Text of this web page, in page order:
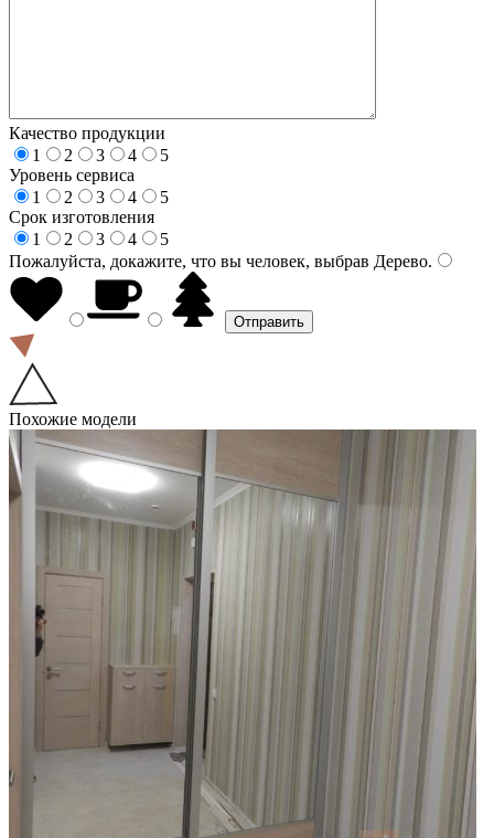
Качество продукции
1
2 3 4
5
Уровень сервиса
1
2 3 4
5
Срок изготовления
1
2 3 4
5
Пожалуйста, докажите, что вы человек, выбрав Дерево.
Похожие модели